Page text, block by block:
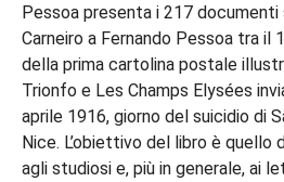
Pessoa presenta i 217
Carneiro a Fernando Pessoa tra
della prima cartolina postale
Trionfo e Les Champs Elysées
aprile 1916, giorno del suicidio di
Nice. L’obiettivo del libro è quello
agli studiosi e, più in generale, ai